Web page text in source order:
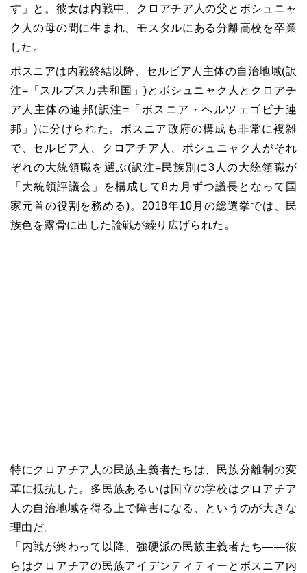
す」と。彼女は内戦中、クロアチア人の父とボシュニャ
ク人の母の間に生まれ、モスタルにある分離高校を卒業
した。
ボスニアは内戦終結以降、セルビア人主体の自治地域(訳
注=「スルプスカ共和国」)とボシュニャク人とクロアチ
ア人主体の連邦(訳注=「ボスニア・ヘルツェゴビナ連
邦」)に分けられた。ボスニア政府の構成も非常に複雑
で、セルビア人、クロアチア人、ボシュニャク人がそれ
ぞれの大統領職を選ぶ(訳注=民族別に3人の大統領職が
「大統領評議会」を構成して8カ月ずつ議長となって国
家元首の役割を務める)。2018年10月の総選挙では、民
族色を露骨に出した論戦が繰り広げられた。
特にクロアチア人の民族主義者たちは、民族分離制の変
革に抵抗した。多民族あるいは国立の学校はクロアチア
人の自治地域を得る上で障害になる、というのが大きな
理由だ。
「内戦が終わって以降、強硬派の民族主義者たち――彼
らはクロアチアの民族アイデンティティーとボスニア内